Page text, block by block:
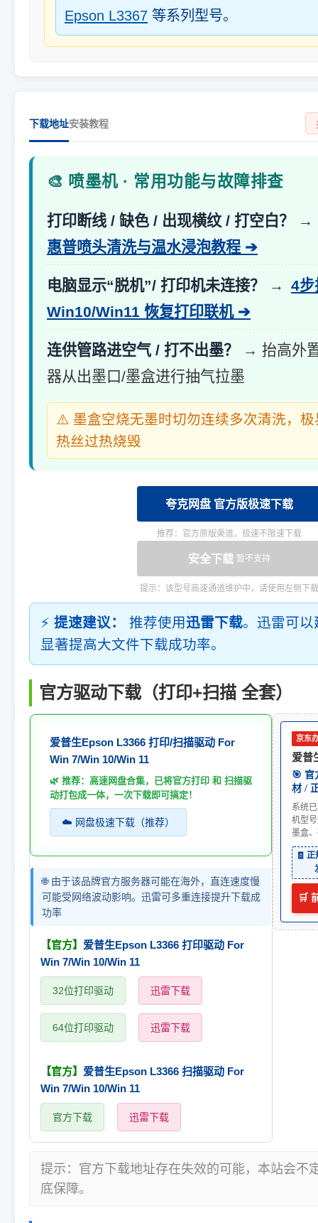
Epson L3367 等系列型号。
下载地址安装教程
🎨 喷墨机 · 常用功能与故障排查
打印断线 / 缺色 / 出现横纹 / 打空白？
→
惠普喷头清洗与温水浸泡教程 ➔
电脑显示“脱机”/ 打印机未连接？ →
4步
Win10/Win11 恢复打印联机 ➔
连供管路进空气 / 打不出墨？
→ 抬高外
器从出墨口/墨盒进行抽气拉墨
⚠️ 墨盒空烧无墨时切勿连续多次清洗，
热丝过热烧毁
夸克网盘 官方版极速下载
推荐：官方原版渠道，极速不限速下载
安全下载 暂不支持
提示：该型号高速通道维护中，请使用左侧下载
⚡ 提速建议： 推荐使用迅雷下载。迅雷可
显著提高大文件下载成功率。
官方驱动下载（打印+扫描 全套）
爱普生Epson L3366 打印/扫描驱动 For
Win 7/Win 10/Win 11
🌿 推荐：高速网盘合集，已将官方打印 和 扫描驱
动打包成一体，一次下载即可搞定！
☁️ 网盘极速下载（推荐）
🌐 由于该品牌官方服务器可能在海外，直连速度慢
可能受网络波动影响。迅雷可多重连接提升下载成
功率
【官方】 爱普生Epson L3366 打印驱动 For
Win 7/Win 10/Win 11
32位打印驱动 迅雷下载
64位打印驱动 迅雷下载
【官方】 爱普生Epson L3366 扫描驱动 For
Win 7/Win 10/Win 11
官方下载 迅雷下载
京东
爱普
🎯 官
材 /
系统
机型
墨盒
🧾
🛒
提示：官方下载地址存在失效的可能，本站会不
底保障。